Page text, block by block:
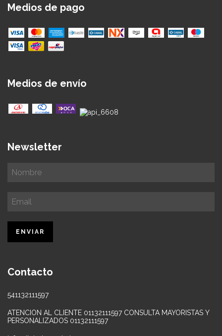
Medios de pago
Medios de envío
Newsletter
Contacto
541132111597
ATENCION AL CLIENTE 01132111597 CONSULTA MAYORISTAS Y
PERSONALIZADOS 01132111597